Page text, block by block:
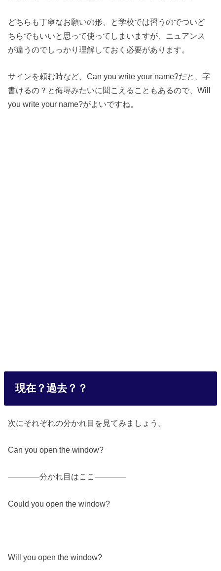
どちらも丁寧なお願いの形、と学校では習うのでついど
ちらでもいいと思って使ってしまいますが、ニュアンス
が違うのでしっかり理解しておく必要があります。
サインを頼む時など、Can you write your name?だと、字
書けるの？と侮辱みたいに聞こえることもあるので、Will
you write your name?がよいですね。
現在？過去？？
次にそれぞれの分かれ目を見てみましょう。
Can you open the window?
————分かれ目はここ————
Could you open the window?
Will you open the window?